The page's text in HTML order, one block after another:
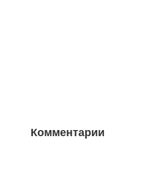
Комментарии